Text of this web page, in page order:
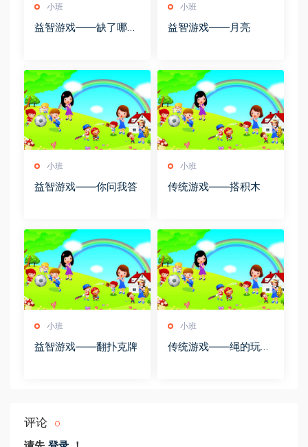
小班
益智游戏――缺了哪种
小班
益智游戏――月亮
小班
益智游戏――你问我答
小班
传统游戏――搭积木
小班
益智游戏――翻扑克牌
小班
传统游戏――绳的玩法
评论 0